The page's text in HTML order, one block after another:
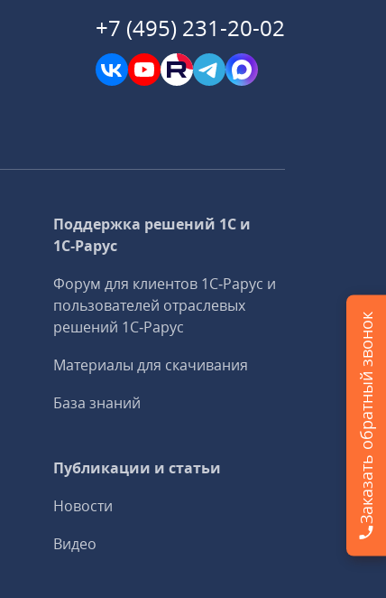
+7 (495) 231-20-02
Поддержка решений 1С и
1С‑Рарус
Форум для клиентов 1С‑Рарус и
пользователей отраслевых
решений 1С‑Рарус
Материалы для скачивания
База знаний
Публикации и статьи
Новости
Видео
Заказать обратный звонок